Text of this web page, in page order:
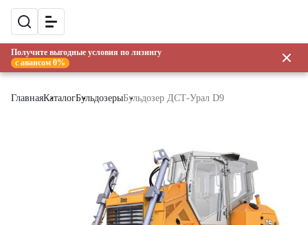
Получите выгодные условия по лизингу
с авансом 0%
ГлавнаяКаталогБульдозерыБульдозер ДСТ-Урал D9